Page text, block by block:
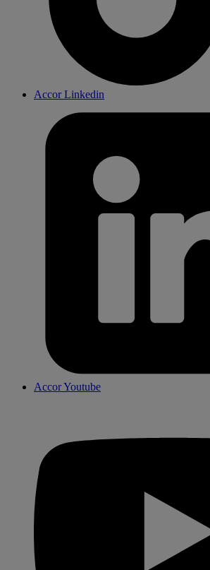
Accor Linkedin
Accor Youtube